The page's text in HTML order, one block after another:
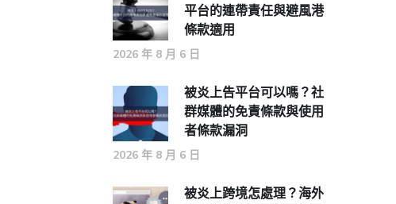
平台的連帶責任與避風港
條款適用
2026 年 8 月 6 日
被炎上告平台可以嗎？社
群媒體的免責條款與使用
者條款漏洞
2026 年 8 月 6 日
被炎上跨境怎處理？海外